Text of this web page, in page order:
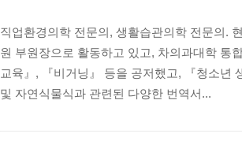
직업환경의학 전문의, 생활습관의학 전문의.
원 부원장으로 활동하고 있고, 차의과대학 통
교육』, 『비거닝』 등을 공저했고, 『청소년
및 자연식물식과 관련된 다양한 번역서...